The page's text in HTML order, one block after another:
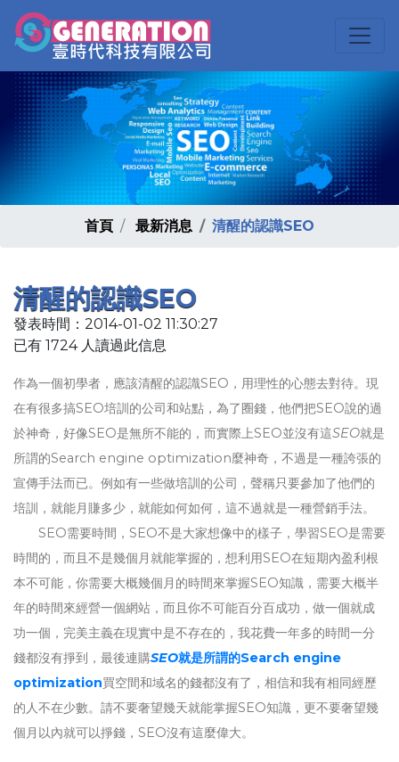
首頁 最新消息 清醒的認識SEO
清醒的認識SEO
發表時間：2014-01-02 11:30:27
已有 1724 人讀過此信息
作為一個初學者，應該清醒的認識SEO，用理性的心態去對待。現
在有很多搞SEO培訓的公司和站點，為了圈錢，他們把SEO說的過
於神奇，好像SEO是無所不能的，而實際上SEO並沒有這SEO就是
所謂的Search engine optimization麼神奇，不過是一種誇張的
宣傳手法而已。例如有一些做培訓的公司，聲稱只要參加了他們的
培訓，就能月賺多少，就能如何如何，這不過就是一種營銷手法。
SEO需要時間，SEO不是大家想像中的樣子，學習SEO是需要
時間的，而且不是幾個月就能掌握的，想利用SEO在短期內盈利根
本不可能，你需要大概幾個月的時間來掌握SEO知識，需要大概半
年的時間來經營一個網站，而且你不可能百分百成功，做一個就成
功一個，完美主義在現實中是不存在的，我花費一年多的時間一分
錢都沒有掙到，最後連購SEO就是所謂的Search engine
optimization買空間和域名的錢都沒有了，相信和我有相同經歷
的人不在少數。請不要奢望幾天就能掌握SEO知識，更不要奢望幾
個月以內就可以掙錢，SEO沒有這麼偉大。